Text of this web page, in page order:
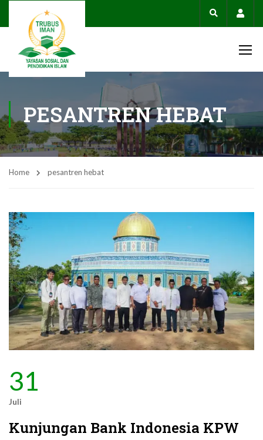
PESANTREN HEBAT
Home pesantren hebat
31
Juli
Kunjungan Bank Indonesia KPW